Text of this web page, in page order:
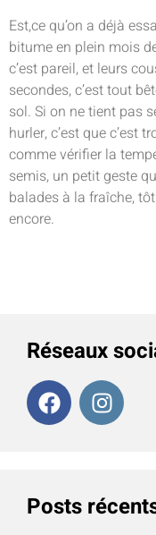
Est,ce qu’on a déjà
bitume en plein mois
c’est pareil, et leurs
secondes, c’est tout
sol. Si on ne tient pas
hurler, c’est que c’est
comme vérifier la
semis, un petit geste
balades à la fraîche,
encore.
Réseaux
Posts